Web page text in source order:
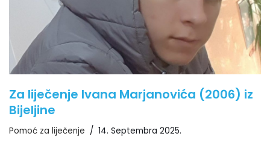
Za liječenje Ivana Marjanovića (2006) iz
Bijeljine
Pomoć za liječenje 14. Septembra 2025.